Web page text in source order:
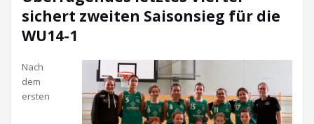
sichert zweiten Saisonsieg für die
WU14-1
Nach
dem
ersten